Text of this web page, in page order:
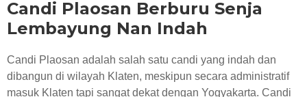
Candi Plaosan Berburu Senja
Lembayung Nan Indah
Candi Plaosan adalah salah satu candi yang indah dan
dibangun di wilayah Klaten, meskipun secara administratif
masuk Klaten tapi sangat dekat dengan Yogyakarta. Candi